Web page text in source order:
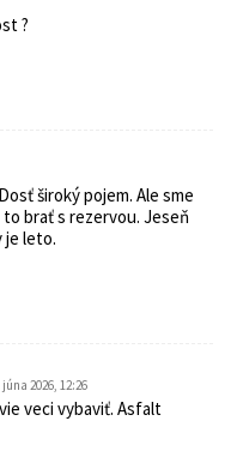
?
široký pojem. Ale sme
brať s rezervou. Jeseň
je leto.
júna 2026, 12:26
veci vybaviť. Asfalt